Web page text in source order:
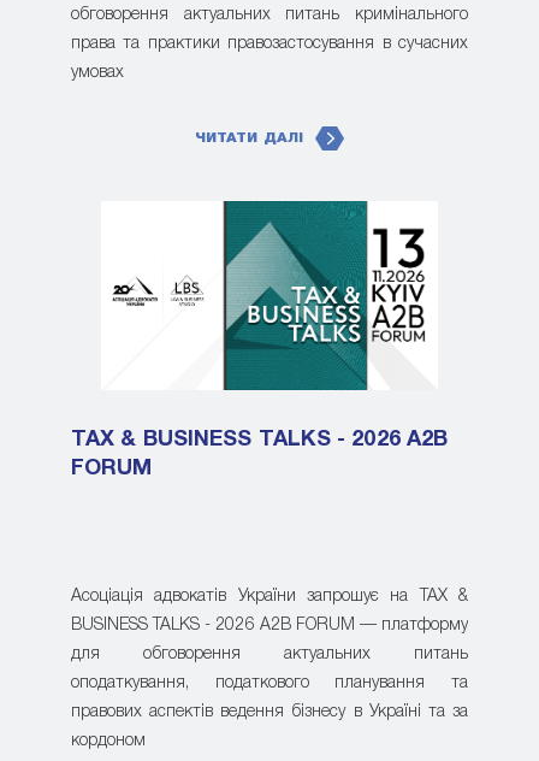
обговорення актуальних питань кримінального
права та практики правозастосування в сучасних
умовах
ЧИТАТИ ДАЛІ
TAX & BUSINESS TALKS - 2026 A2B
FORUM
Асоціація адвокатів України запрошує на TAX &
BUSINESS TALKS - 2026 A2B FORUM — платформу
для обговорення актуальних питань
оподаткування, податкового планування та
правових аспектів ведення бізнесу в Україні та за
кордоном